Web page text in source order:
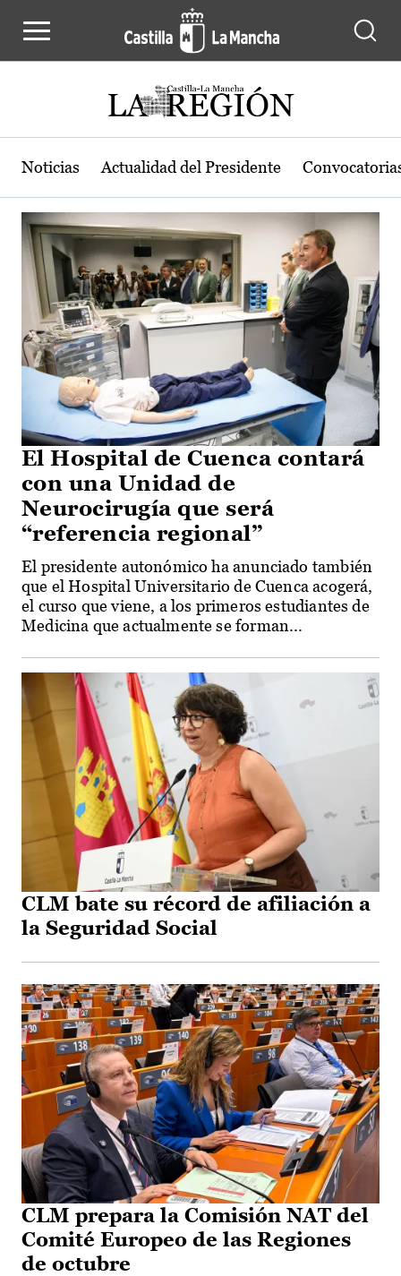
Actualidad de la región de Castilla-
Noticias Actualidad del Presidente
El Hospital de Cuenca contará
con una Unidad de
Neurocirugía que será
“referencia regional”
El presidente autonómico ha anunciado también
que el Hospital Universitario de Cuenca acogerá,
el curso que viene, a los primeros estudiantes de
Medicina que actualmente se forman...
CLM bate su récord de afiliación a
la Seguridad Social
CLM prepara la Comisión NAT del
Comité Europeo de las Regiones
de octubre